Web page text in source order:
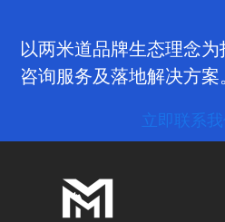
以两米道品牌生态理念
咨询服务及落地解决方案。
立即联系